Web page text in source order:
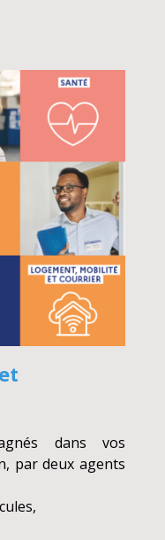
dans vos
par deux agents